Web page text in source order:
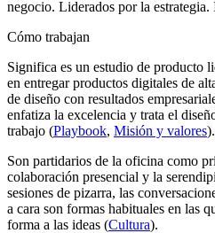
negocio. Liderados por la
Cómo trabajan
Significa es un estudio de producto
en entregar productos digitales de
de diseño con resultados
enfatiza la excelencia y trata el
trabajo (Playbook, Misión y valores).
Son partidarios de la oficina como
colaboración presencial y la
sesiones de pizarra, las
a cara son formas habituales en las
forma a las ideas (Cultura).